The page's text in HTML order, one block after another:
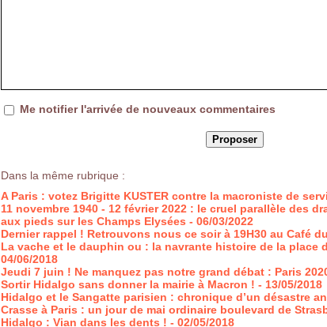
Me notifier l'arrivée de nouveaux commentaires
Dans la même rubrique :
A Paris : votez Brigitte KUSTER contre la macroniste de
11 novembre 1940 - 12 février 2022 : le cruel parallèle des
aux pieds sur les Champs Elysées - 06/03/2022
Dernier rappel ! Retrouvons nous ce soir à 19H30 au Café
La vache et le dauphin ou : la navrante histoire de la place
04/06/2018
Jeudi 7 juin ! Ne manquez pas notre grand débat : Paris
Sortir Hidalgo sans donner la mairie à Macron ! - 13/05/2018
Hidalgo et le Sangatte parisien : chronique d’un désastre
Crasse à Paris : un jour de mai ordinaire boulevard de
Hidalgo : Vian dans les dents ! - 02/05/2018